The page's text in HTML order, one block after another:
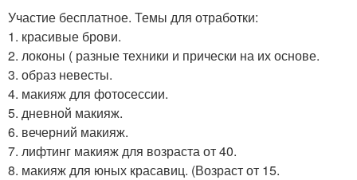
Участие бесплатное. Темы для отработки:
1. красивые брови.
2. локоны ( разные техники и прически на их основе.
3. образ невесты.
4. макияж для фотосессии.
5. дневной макияж.
6. вечерний макияж.
7. лифтинг макияж для возраста от 40.
8. макияж для юных красавиц. (Возраст от 15.